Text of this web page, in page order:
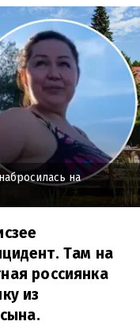
на
Там на
россиянка
из